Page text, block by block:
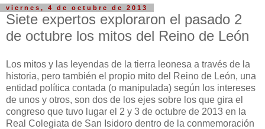
viernes, 4 de octubre de 2013
Siete expertos exploraron el pasado 2
de octubre los mitos del Reino de León
Los mitos y las leyendas de la tierra leonesa a través de la
historia, pero también el propio mito del Reino de León, una
entidad política contada (o manipulada) según los intereses
de unos y otros, son dos de los ejes sobre los que gira el
congreso que tuvo lugar el 2 y 3 de octubre de 2013 en la
Real Colegiata de San Isidoro dentro de la conmemoración